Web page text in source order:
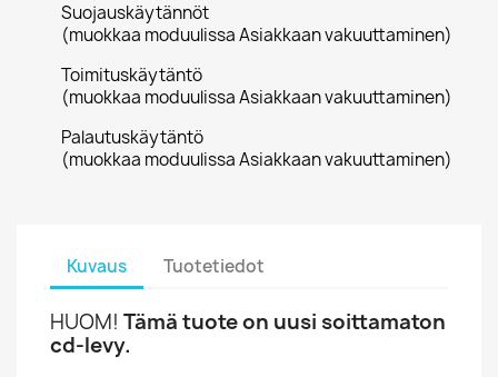
Suojauskäytännöt
(muokkaa moduulissa Asiakkaan vakuuttaminen)
Toimituskäytäntö
(muokkaa moduulissa Asiakkaan vakuuttaminen)
Palautuskäytäntö
(muokkaa moduulissa Asiakkaan vakuuttaminen)
Kuvaus Tuotetiedot
HUOM! Tämä tuote on uusi soittamaton
cd-levy.